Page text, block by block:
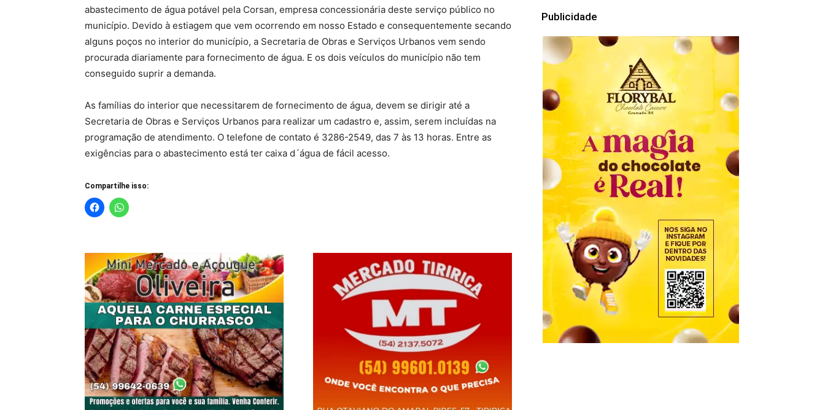
abastecimento de água potável pela Corsan, empresa concessionária deste serviço público no
município. Devido à estiagem que vem ocorrendo em nosso Estado e consequentemente secando
alguns poços no interior do município, a Secretaria de Obras e Serviços Urbanos vem sendo
procurada diariamente para fornecimento de água. E os dois veículos do município não tem
conseguido suprir a demanda.
As famílias do interior que necessitarem de fornecimento de água, devem se dirigir até a
Secretaria de Obras e Serviços Urbanos para realizar um cadastro e, assim, serem incluídas na
programação de atendimento. O telefone de contato é 3286-2549, das 7 às 13 horas. Entre as
exigências para o abastecimento está ter caixa d´água de fácil acesso.
Compartilhe isso:
Publicidade